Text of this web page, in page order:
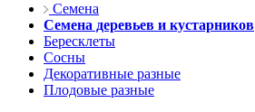
Семена
Семена деревьев и кустарников
Бересклеты
Сосны
Декоративные разные
Плодовые разные